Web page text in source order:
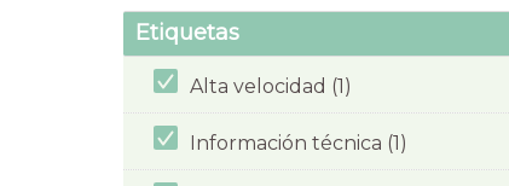
Etiquetas
Alta velocidad (1)
Información técnica (1)